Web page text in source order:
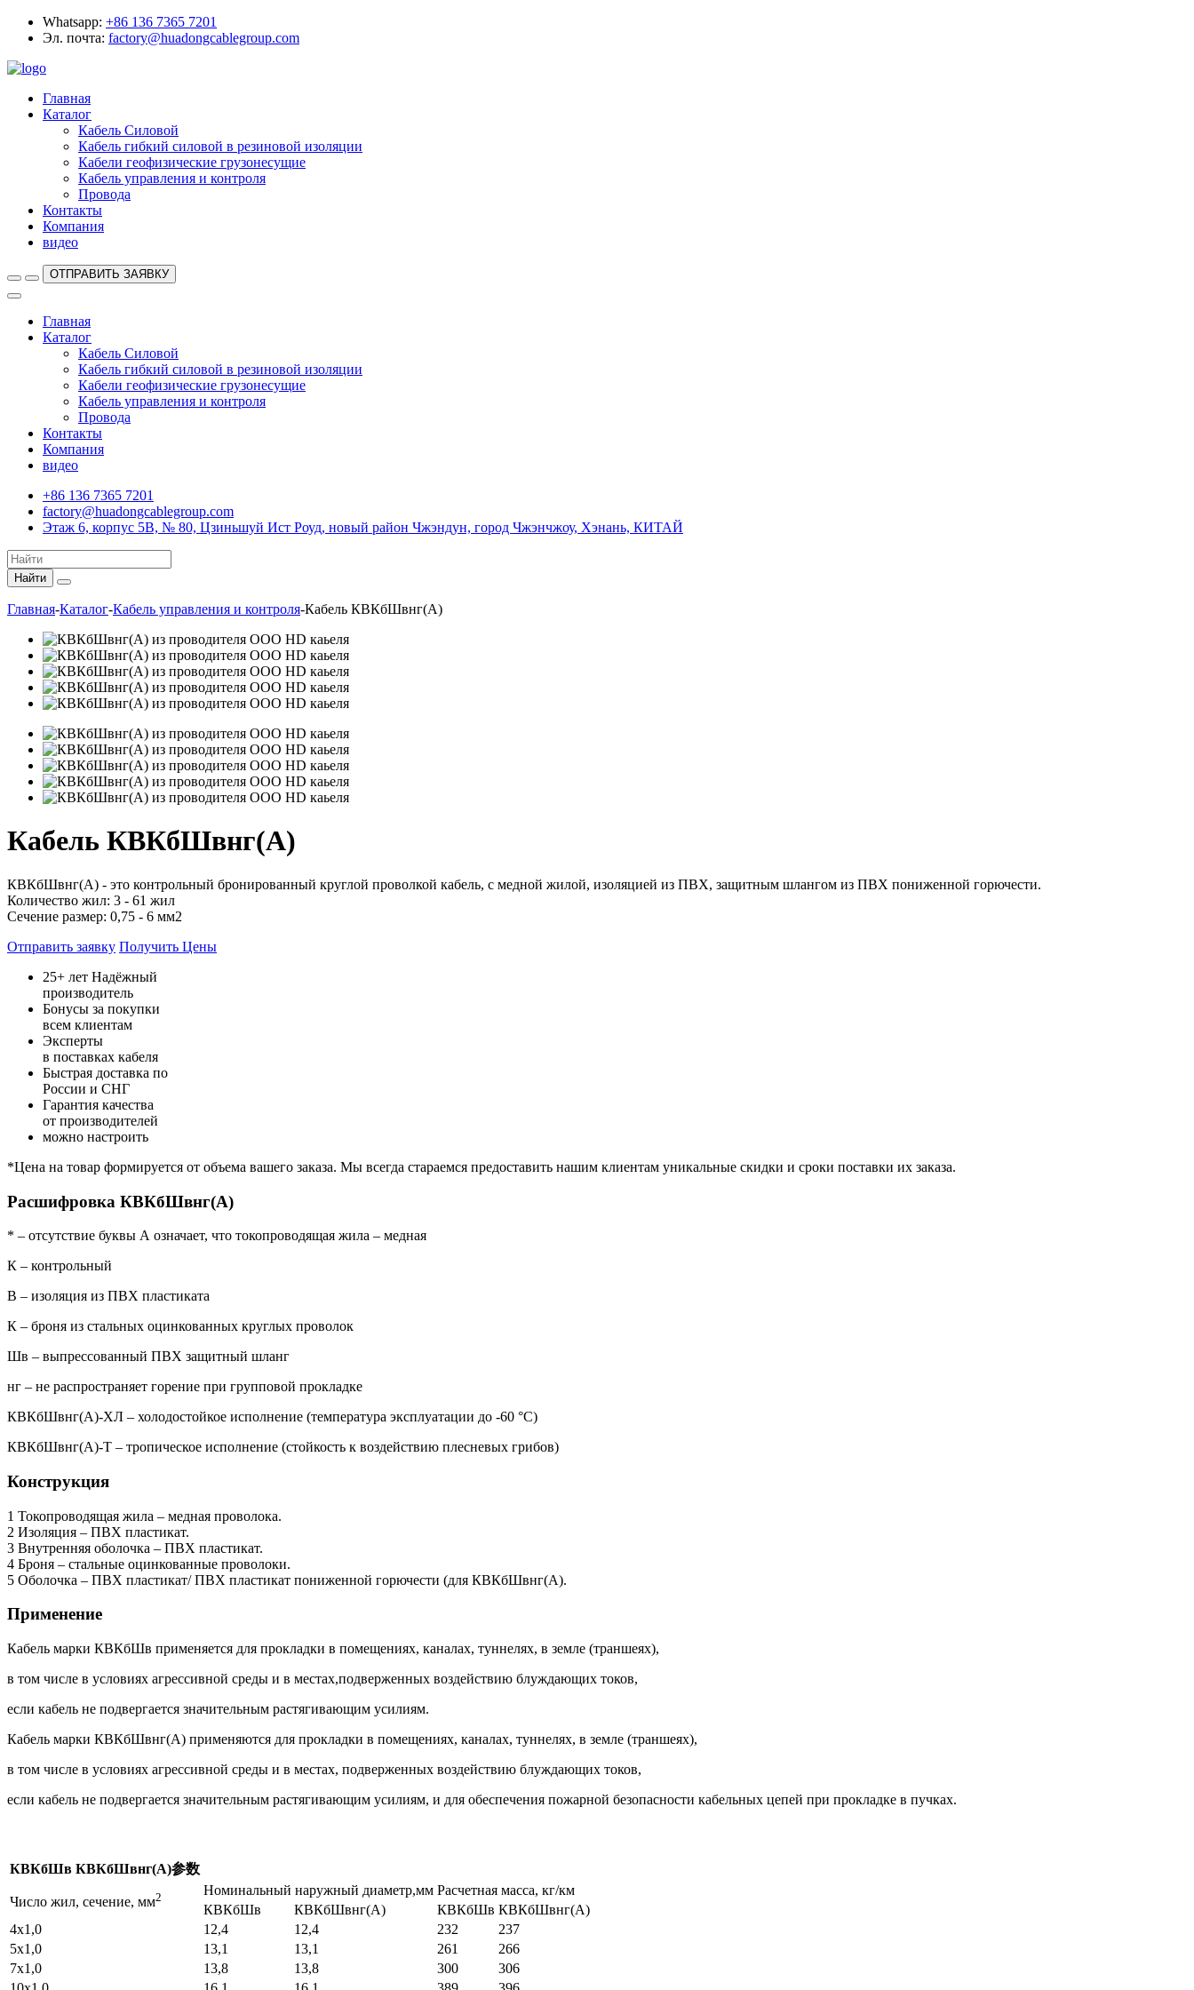
Whatsapp: +86 136 7365 7201
Эл. почта: factory@huadongcablegroup.com
Главная
Каталог
Кабель Силовой
Кабель гибкий силовой в резиновой изоляции
Кабели геофизические грузонесущие
Кабель управления и контроля
Провода
Контакты
Компания
видео
ОТПРАВИТЬ ЗАЯВКУ
Главная
Каталог
Кабель Силовой
Кабель гибкий силовой в резиновой изоляции
Кабели геофизические грузонесущие
Кабель управления и контроля
Провода
Контакты
Компания
видео
+86 136 7365 7201
factory@huadongcablegroup.com
Этаж 6, корпус 5B, № 80, Цзиньшуй Ист Роуд, новый район Чжэндун, город Чжэнчжоу, Хэнань, КИТАЙ
Найти
Главная-Каталог-Кабель управления и контроля-Кабель КВКбШвнг(А)
Кабель КВКбШвнг(А)
КВКбШвнг(А) - это контрольный бронированный круглой проволкой кабель, с медной жилой, изоляцией из ПВХ, защитным шлангом из ПВХ пониженной горючести.
Количество жил: 3 - 61 жил
Сечение размер: 0,75 - 6 мм2
Отправить заявку Получить Цены
25+ лет Надёжный
производитель
Бонусы за покупки
всем клиентам
Эксперты
в поставках кабеля
Быстрая доставка по
России и СНГ
Гарантия качества
от производителей
можно настроить
*Цена на товар формируется от объема вашего заказа. Мы всегда стараемся предоставить нашим клиентам уникальные скидки и сроки поставки их заказа.
Расшифровка КВКбШвнг(А)
* – отсутствие буквы А означает, что токопроводящая жила – медная
К – контрольный
В – изоляция из ПВХ пластиката
К – броня из стальных оцинкованных круглых проволок
Шв – выпрессованный ПВХ защитный шланг
нг – не распространяет горение при групповой прокладке
КВКбШвнг(А)-ХЛ – холодостойкое исполнение (температура эксплуатации до -60 °С)
КВКбШвнг(А)-Т – тропическое исполнение (стойкость к воздействию плесневых грибов)
Конструкция
1 Токопроводящая жила – медная проволока.
2 Изоляция – ПВХ пластикат.
3 Внутренняя оболочка – ПВХ пластикат.
4 Броня – стальные оцинкованные проволоки.
5 Оболочка – ПВХ пластикат/ ПВХ пластикат пониженной горючести (для КВКбШвнг(А).
Применение
Кабель марки КВКбШв применяется для прокладки в помещениях, каналах, туннелях, в земле (траншеях),
в том числе в условиях агрессивной среды и в местах,подверженных воздействию блуждающих токов,
если кабель не подвергается значительным растягивающим усилиям.
Кабель марки КВКбШвнг(А) применяются для прокладки в помещениях, каналах, туннелях, в земле (траншеях),
в том числе в условиях агрессивной среды и в местах, подверженных воздействию блуждающих токов,
если кабель не подвергается значительным растягивающим усилиям, и для обеспечения пожарной безопасности кабельных цепей при прокладке в пучках.
КВКбШв КВКбШвнг(А)参数
Число жил, сечение, мм2 Номинальный наружный диаметр,мм Расчетная масса, кг/км
КВКбШв
КВКбШвнг(А) КВКбШв КВКбШвнг(А)
4х1,0
12,4 12,4 232
237
5х1,0
13,1 13,1 261
266
7х1,0
13,8 13,8 300
306